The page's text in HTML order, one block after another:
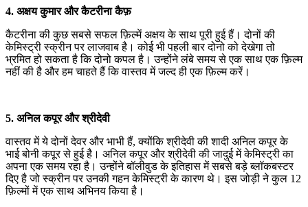
4. अक्षय कुमार और कैटरीना कैफ़
कैटरीना की कुछ सबसे सफल फ़िल्में अक्षय के साथ पूरी हुई हैं। दोनों की
केमिस्ट्री स्क्रीन पर लाजवाब है। कोई भी पहली बार दोनो को देखेगा तो
भ्रमित हो सकता है कि दोनो कपल है। उन्होंने लंबे समय से एक साथ एक फ़िल्म
नहीं की है और हम चाहते हैं कि वास्तव में जल्द ही एक फ़िल्म करें।
5. अनिल कपूर और श्रीदेवी
वास्तव में ये दोनों देवर और भाभी हैं, क्योंकि श्रीदेवी की शादी अनिल कपूर के
भाई बोनी कपूर से हुई है। अनिल कपूर और श्रीदेवी की जादुई में केमिस्ट्री का
अपना एक समय रहा है। उन्होंने बॉलीवुड के इतिहास में सबसे बड़े ब्लॉकबस्टर
दिए है जो स्क्रीन पर उनकी गहन केमिस्ट्री के कारण थे। इस जोड़ी ने कुल 12
फ़िल्मों में एक साथ अभिनय किया है।